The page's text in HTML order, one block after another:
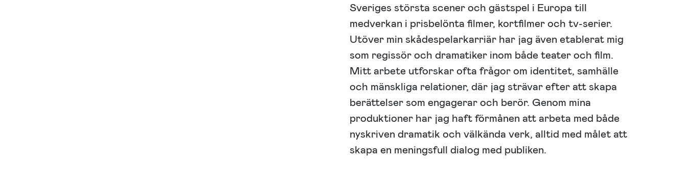
Sveriges största scener och gästspel i Europa till
medverkan i prisbelönta filmer, kortfilmer och tv-serier.
Utöver min skådespelarkarriär har jag även etablerat mig
som regissör och dramatiker inom både teater och film.
Mitt arbete utforskar ofta frågor om identitet, samhälle
och mänskliga relationer, där jag strävar efter att skapa
berättelser som engagerar och berör. Genom mina
produktioner har jag haft förmånen att arbeta med både
nyskriven dramatik och välkända verk, alltid med målet att
skapa en meningsfull dialog med publiken.